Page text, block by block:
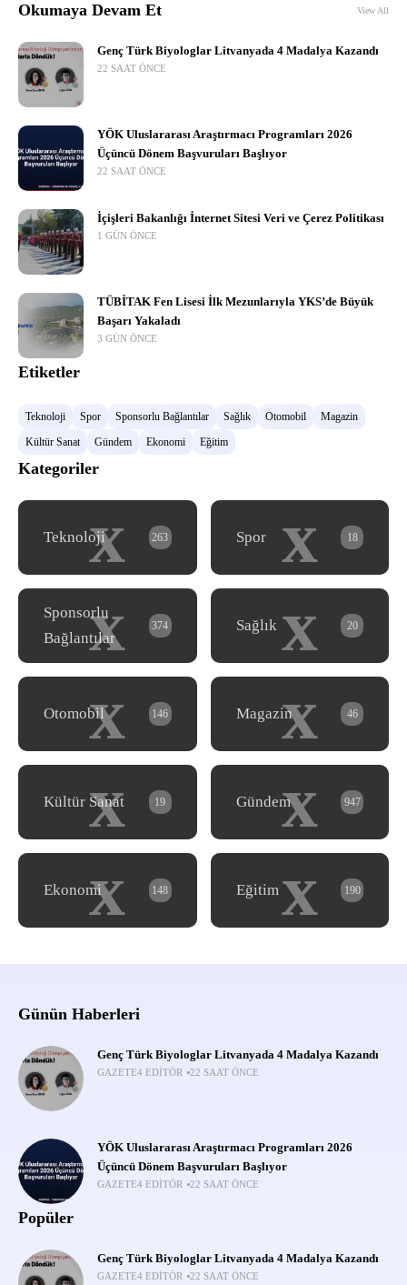
Okumaya Devam Et View All
Genç Türk Biyologlar Litvanyada 4 Madalya Kazandı
22 SAAT ÖNCE
YÖK Uluslararası Araştırmacı Programları 2026
Üçüncü Dönem Başvuruları Başlıyor
22 SAAT ÖNCE
İçişleri Bakanlığı İnternet Sitesi Veri ve Çerez Politikası
1 GÜN ÖNCE
TÜBİTAK Fen Lisesi İlk Mezunlarıyla YKS’de Büyük
Başarı Yakaladı
3 GÜN ÖNCE
Etiketler
Teknoloji Spor Sponsorlu Bağlantılar Sağlık Otomobil
Magazin
Kültür Sanat
Gündem Ekonomi Eğitim
Kategoriler
x
Teknoloji 263 x
Spor 18
x
Sponsorlu
Bağlantılar
374 x
Sağlık 20
x
Otomobil 146 x
Magazin 46
x
Kültür Sanat 19 x
Gündem 947
x
Ekonomi 148 x
Eğitim 190
Günün Haberleri
Genç Türk Biyologlar Litvanyada 4 Madalya Kazandı
GAZETE4 EDITÖR 22 SAAT ÖNCE
YÖK Uluslararası Araştırmacı Programları 2026
Üçüncü Dönem Başvuruları Başlıyor
GAZETE4 EDITÖR 22 SAAT ÖNCE
Popüler
Genç Türk Biyologlar Litvanyada 4 Madalya Kazandı
GAZETE4 EDITÖR 22 SAAT ÖNCE